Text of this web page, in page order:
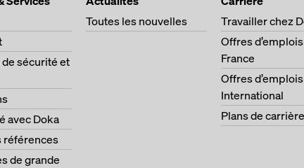
sécurité et
avec Doka
références
de grande
Toutes les nouvelles
Travailler chez
Offres
France
Offres
International
Plans de carrière